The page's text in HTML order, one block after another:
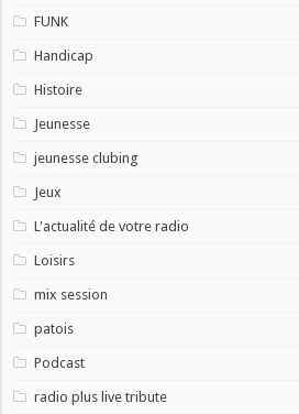
FUNK
Handicap
Histoire
Jeunesse
jeunesse clubing
Jeux
L'actualité de votre radio
Loisirs
mix session
patois
Podcast
radio plus live tribute